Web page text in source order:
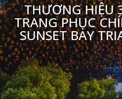
THƯƠNG HIỆU
TRANG PHỤC
SUNSET BAY